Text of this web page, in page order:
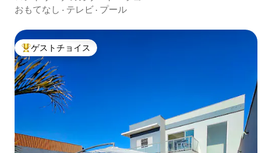
おもてなし · テレビ · プール
大好評のゲストチョイスです。
ゲストチョイス